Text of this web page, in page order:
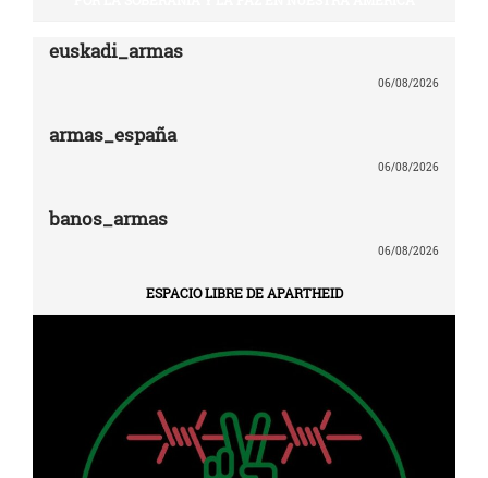
euskadi_armas
06/08/2026
armas_españa
06/08/2026
banos_armas
06/08/2026
ESPACIO LIBRE DE APARTHEID